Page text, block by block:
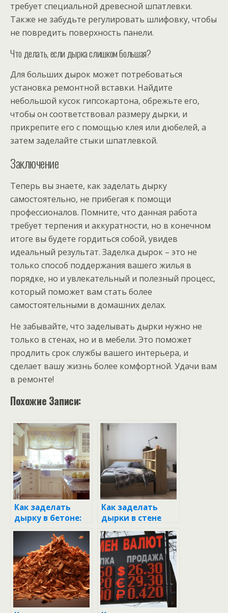
требует специальной древесной шпатлевки.
Также не забудьте регулировать шлифовку, чтобы
не повредить поверхность панели.
Что делать, если дырка слишком большая?
Для больших дырок может потребоваться
установка ремонтной вставки. Найдите
небольшой кусок гипсокартона, обрежьте его,
чтобы он соответствовал размеру дырки, и
прикрепите его с помощью клея или дюбелей, а
затем заделайте стыки шпатлевкой.
Заключение
Теперь вы знаете, как заделать дырку
самостоятельно, не прибегая к помощи
профессионалов. Помните, что данная работа
требует терпения и аккуратности, но в конечном
итоге вы будете гордиться собой, увидев
идеальный результат. Заделка дырок – это не
только способ поддержания вашего жилья в
порядке, но и увлекательный и полезный процесс,
который поможет вам стать более
самостоятельными в домашних делах.
Не забывайте, что заделывать дырки нужно не
только в стенах, но и в мебели. Это поможет
продлить срок службы вашего интерьера, и
сделает вашу жизнь более комфортной. Удачи вам
в ремонте!
Похожие Записи:
Как заделать
дырку в бетоне:
простое
руководство для
каждого
Как заделать
дырки в стене
шпаклевкой:
пошаговое
руководство